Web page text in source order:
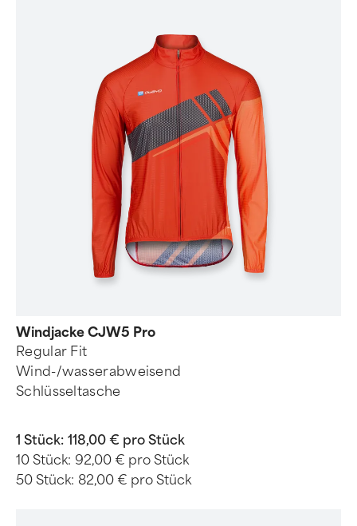
Windjacke CJW5 Pro
Regular Fit
Wind-/wasserabweisend
Schlüsseltasche
1 Stück: 118,00 € pro Stück
10 Stück: 92,00 € pro Stück
50 Stück: 82,00 € pro Stück